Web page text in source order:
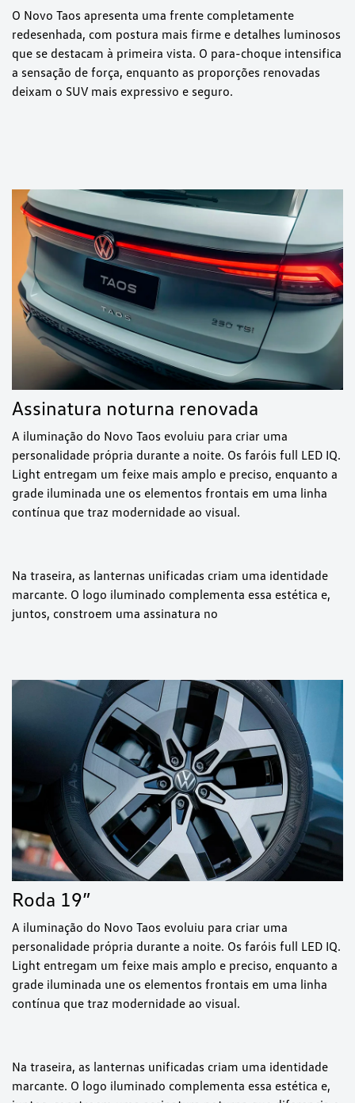
O Novo Taos apresenta uma frente completamente
redesenhada, com postura mais firme e detalhes luminosos
que se destacam à primeira vista. O para-choque intensifica
a sensação de força, enquanto as proporções renovadas
deixam o SUV mais expressivo e seguro.
Assinatura noturna renovada
A iluminação do Novo Taos evoluiu para criar uma
personalidade própria durante a noite. Os faróis full LED IQ.
Light entregam um feixe mais amplo e preciso, enquanto a
grade iluminada une os elementos frontais em uma linha
contínua que traz modernidade ao visual.
Na traseira, as lanternas unificadas criam uma identidade
marcante. O logo iluminado complementa essa estética e,
juntos, constroem uma assinatura no
Roda 19”
A iluminação do Novo Taos evoluiu para criar uma
personalidade própria durante a noite. Os faróis full LED IQ.
Light entregam um feixe mais amplo e preciso, enquanto a
grade iluminada une os elementos frontais em uma linha
contínua que traz modernidade ao visual.
Na traseira, as lanternas unificadas criam uma identidade
marcante. O logo iluminado complementa essa estética e,